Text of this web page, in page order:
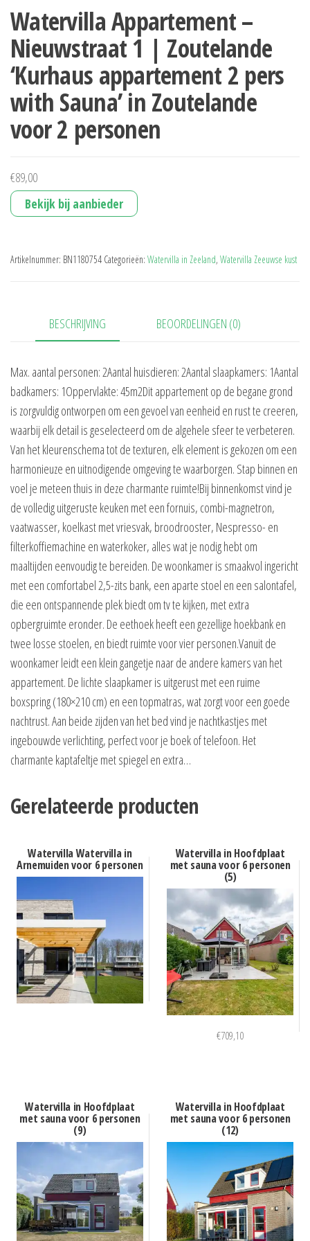
Watervilla Appartement –
Nieuwstraat 1 | Zoutelande
‘Kurhaus appartement 2 pers
with Sauna’ in Zoutelande
voor 2 personen
€89,00
Bekijk bij aanbieder
Artikelnummer: BN1180754 Categorieën: Watervilla in Zeeland, Watervilla Zeeuwse kust
BESCHRIJVING BEOORDELINGEN (0)
Max. aantal personen: 2Aantal huisdieren: 2Aantal slaapkamers: 1Aantal
badkamers: 1Oppervlakte: 45m2Dit appartement op de begane grond
is zorgvuldig ontworpen om een gevoel van eenheid en rust te creeren,
waarbij elk detail is geselecteerd om de algehele sfeer te verbeteren.
Van het kleurenschema tot de texturen, elk element is gekozen om een
harmonieuze en uitnodigende omgeving te waarborgen. Stap binnen en
voel je meteen thuis in deze charmante ruimte!Bij binnenkomst vind je
de volledig uitgeruste keuken met een fornuis, combi-magnetron,
vaatwasser, koelkast met vriesvak, broodrooster, Nespresso- en
filterkoffiemachine en waterkoker, alles wat je nodig hebt om
maaltijden eenvoudig te bereiden. De woonkamer is smaakvol ingericht
met een comfortabel 2,5-zits bank, een aparte stoel en een salontafel,
die een ontspannende plek biedt om tv te kijken, met extra
opbergruimte eronder. De eethoek heeft een gezellige hoekbank en
twee losse stoelen, en biedt ruimte voor vier personen.Vanuit de
woonkamer leidt een klein gangetje naar de andere kamers van het
appartement. De lichte slaapkamer is uitgerust met een ruime
boxspring (180×210 cm) en een topmatras, wat zorgt voor een goede
nachtrust. Aan beide zijden van het bed vind je nachtkastjes met
ingebouwde verlichting, perfect voor je boek of telefoon. Het
charmante kaptafeltje met spiegel en extra…
Gerelateerde producten
Watervilla Watervilla in
Arnemuiden voor 6 personen
Watervilla in Hoofdplaat
met sauna voor 6 personen
(5)
€709,10
Watervilla in Hoofdplaat
met sauna voor 6 personen
(9)
Watervilla in Hoofdplaat
met sauna voor 6 personen
(12)